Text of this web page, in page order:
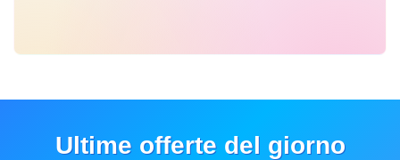
Ultime offerte del giorno